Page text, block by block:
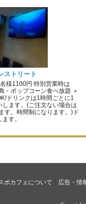
ストリート
様1100円 特別営業時は
・ポップコーン食べ放題 ＋
ドリンクは1時間ごとに1
ます。(ご注文ない場合は
す。時間制になります。)ド
す。
ポカフェについて 広告・情